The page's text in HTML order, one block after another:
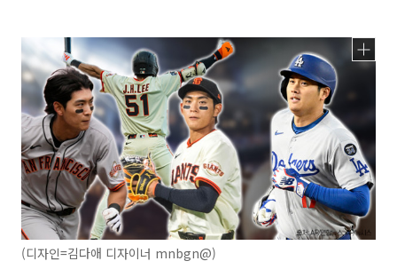
(디자인=김다애 디자이너 mnbgn@)